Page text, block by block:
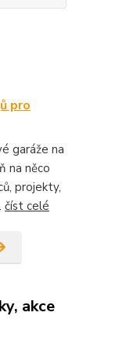
pro
garáže na
na něco
projekty,
číst celé
akce